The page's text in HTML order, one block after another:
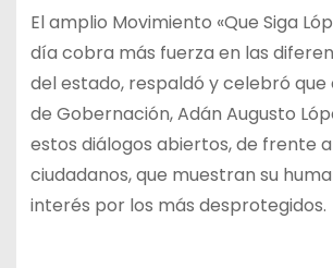
El amplio Movimiento «Que Siga
día cobra más fuerza en las
del estado, respaldó y celebró que
de Gobernación, Adán Augusto
estos diálogos abiertos, de frente
ciudadanos, que muestran su
interés por los más desprotegidos.